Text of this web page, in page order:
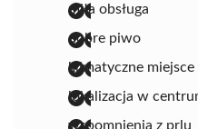
miła obsługa
dobre piwo
klimatyczne miejsce
lokalizacja w
wspomnienia z prlu